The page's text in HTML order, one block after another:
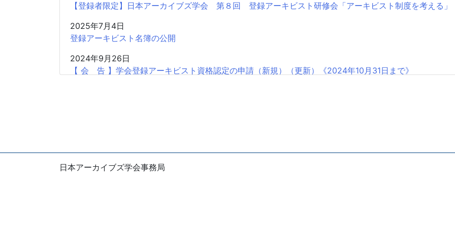
【登録者限定】日本アーカイブズ学会 第８回 登録アーキビスト研修会「アーキビスト制度を考える」
2025年7月4日
登録アーキビスト名簿の公開
2024年9月26日
【 会 告 】学会登録アーキビスト資格認定の申請（新規）（更新）《2024年10月31日まで》
2024年4月9日
2018年度登録アーキビスト（更新）
日本アーカイブズ学会事務局